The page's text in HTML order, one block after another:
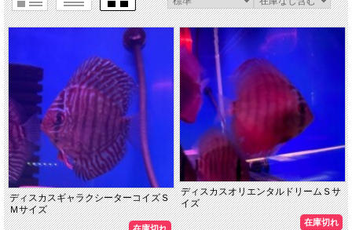
ディスカスギャラクシーターコイズＳ
Ｍサイズ
ディスカスオリエンタルドリームＳサ
イズ
在庫切れ